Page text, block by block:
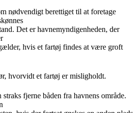
nødvendigt berettiget til at foretage
Det er havnemyndigenheden, der
hvis et fartøj findes at være groft
hvorvidt et fartøj er misligholdt.
straks fjerne båden fra havnens område.